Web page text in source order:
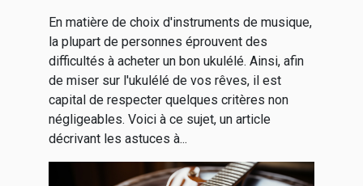
En matière de choix d'instruments de musique,
la plupart de personnes éprouvent des
difficultés à acheter un bon ukulélé. Ainsi, afin
de miser sur l'ukulélé de vos rêves, il est
capital de respecter quelques critères non
négligeables. Voici à ce sujet, un article
décrivant les astuces à...